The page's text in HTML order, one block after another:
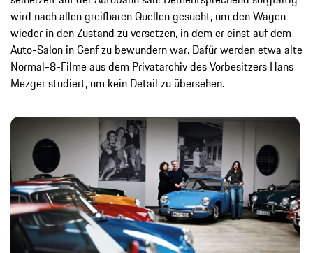
wird nach allen greifbaren Quellen gesucht, um den Wagen
wieder in den Zustand zu versetzen, in dem er einst auf dem
Auto-Salon in Genf zu bewundern war. Dafür werden etwa alte
Normal-8-Filme aus dem Privatarchiv des Vorbesitzers Hans
Mezger studiert, um kein Detail zu übersehen.